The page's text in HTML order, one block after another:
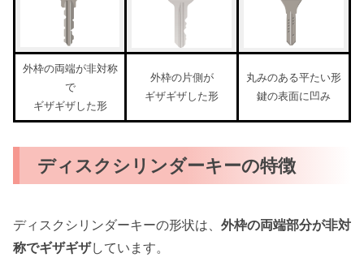
外枠の両端が非対称
で
ギザギザした形
外枠の片側が
ギザギザした形
丸みのある平たい形
鍵の表面に凹み
ディスクシリンダーキーの特徴
ディスクシリンダーキーの形状は、 外枠の両端部分が非対
称でギザギザしています。